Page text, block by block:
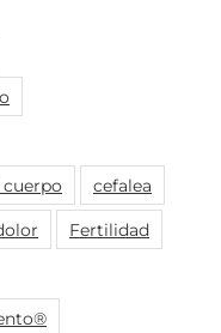
cefalea
Fertilidad